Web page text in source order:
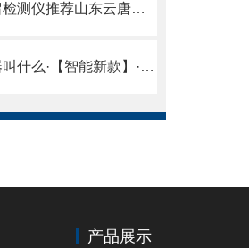
肉制品兽药残留检测仪推荐山东云唐品牌厂家进行产品咨询
测洁净度的仪器叫什么·【智能新款】·云唐测洁净度的仪器叫什么
产品展示